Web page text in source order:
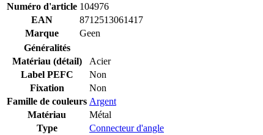
Numéro d'article 104976
EAN
8712513061417
Marque
Geen
Généralités
Matériau (détail)
Acier
Label PEFC
Non
Fixation
Non
Famille de couleurs Argent
Matériau
Métal
Type
Connecteur d'angle